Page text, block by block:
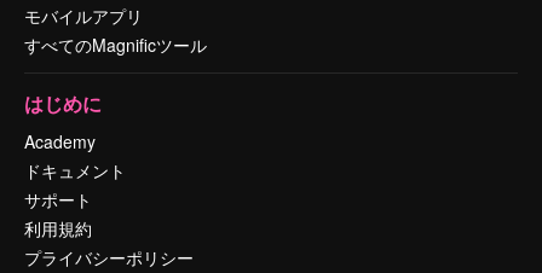
モバイルアプリ
すべてのMagnificツール
はじめに
Academy
ドキュメント
サポート
利用規約
プライバシーポリシー